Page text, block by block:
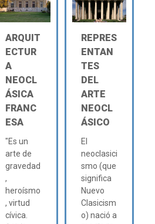
ARQUIT
ECTUR
A
NEOCL
ÁSICA
FRANC
ESA
"Es un
arte de
gravedad
,
heroísmo
, virtud
cívica.
REPRES
ENTAN
TES
DEL
ARTE
NEOCL
ÁSICO
El
neoclasici
smo (que
significa
Nuevo
Clasicism
o) nació a